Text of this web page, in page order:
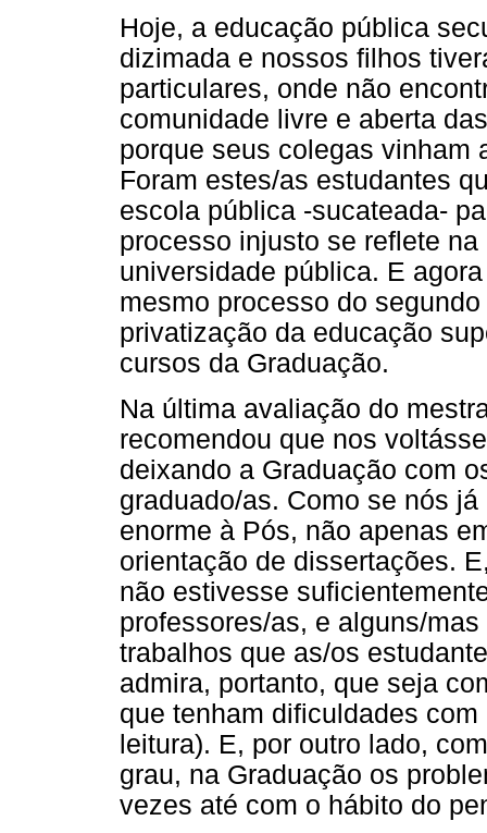
Hoje, a educação pública
dizimada e nossos filhos
particulares, onde não
comunidade livre e aberta
porque seus colegas vinham
Foram estes/as estudantes
escola pública -sucateada-
processo injusto se reflete
universidade pública. E
mesmo processo do
privatização da educação
cursos da Graduação.
Na última avaliação do
recomendou que nos
deixando a Graduação com
graduado/as. Como se nós
enorme à Pós, não apenas
orientação de dissertações.
não estivesse
professores/as, e alguns/
trabalhos que as/os
admira, portanto, que seja
que tenham dificuldades
leitura). E, por outro lado,
grau, na Graduação os
vezes até com o hábito do